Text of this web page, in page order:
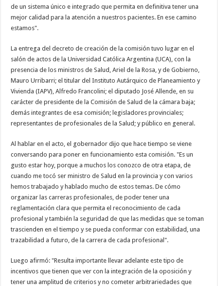
de un sistema único e integrado que permita en definitiva tener una
mejor calidad para la atención a nuestros pacientes. En ese camino
estamos".
La entrega del decreto de creación de la comisión tuvo lugar en el
salón de actos de la Universidad Católica Argentina (UCA), con la
presencia de los ministros de Salud, Ariel de la Rosa, y de Gobierno,
Mauro Urribarri; el titular del Instituto Autárquico de Planeamiento y
Vivienda (IAPV), Alfredo Francolini; el diputado José Allende, en su
carácter de presidente de la Comisión de Salud de la cámara baja;
demás integrantes de esa comisión; legisladores provinciales;
representantes de profesionales de la Salud; y público en general.
Al hablar en el acto, el gobernador dijo que hace tiempo se viene
conversando para poner en funcionamiento esta comisión. "Es un
gusto estar hoy, porque a muchos los conozco de otra etapa, de
cuando me tocó ser ministro de Salud en la provincia y con varios
hemos trabajado y hablado mucho de estos temas. De cómo
organizar las carreras profesionales, de poder tener una
reglamentación clara que permita el reconocimiento de cada
profesional y también la seguridad de que las medidas que se toman
trascienden en el tiempo y se pueda conformar con estabilidad, una
trazabilidad a futuro, de la carrera de cada profesional".
Luego afirmó: "Resulta importante llevar adelante este tipo de
incentivos que tienen que ver con la integración de la oposición y
tener una amplitud de criterios y no cometer arbitrariedades que